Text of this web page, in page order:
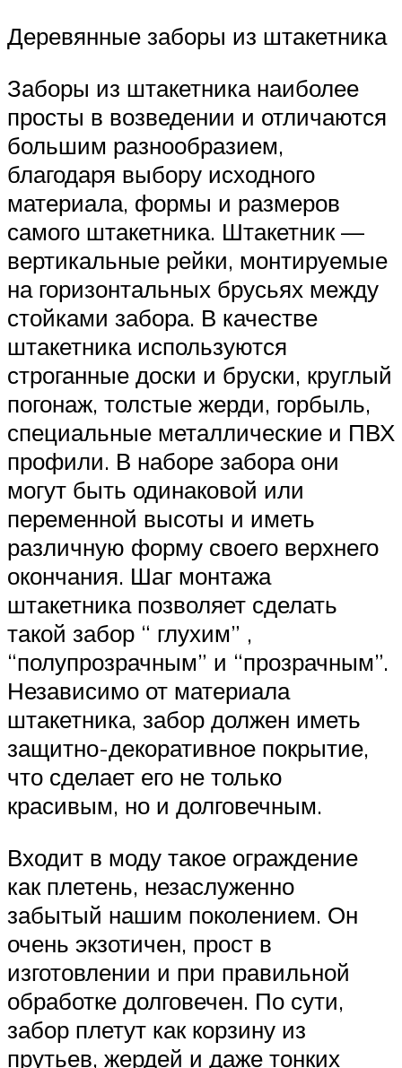
Деревянные заборы из штакетника
Заборы из штакетника наиболее
просты в возведении и отличаются
большим разнообразием,
благодаря выбору исходного
материала, формы и размеров
самого штакетника. Штакетник —
вертикальные рейки, монтируемые
на горизонтальных брусьях между
стойками забора. В качестве
штакетника используются
строганные доски и бруски, круглый
погонаж, толстые жерди, горбыль,
специальные металлические и ПВХ
профили. В наборе забора они
могут быть одинаковой или
переменной высоты и иметь
различную форму своего верхнего
окончания. Шаг монтажа
штакетника позволяет сделать
такой забор “ глухим” ,
“полупрозрачным” и “прозрачным”.
Независимо от материала
штакетника, забор должен иметь
защитно-декоративное покрытие,
что сделает его не только
красивым, но и долговечным.
Входит в моду такое ограждение
как плетень, незаслуженно
забытый нашим поколением. Он
очень экзотичен, прост в
изготовлении и при правильной
обработке долговечен. По сути,
забор плетут как корзину из
прутьев, жердей и даже тонких